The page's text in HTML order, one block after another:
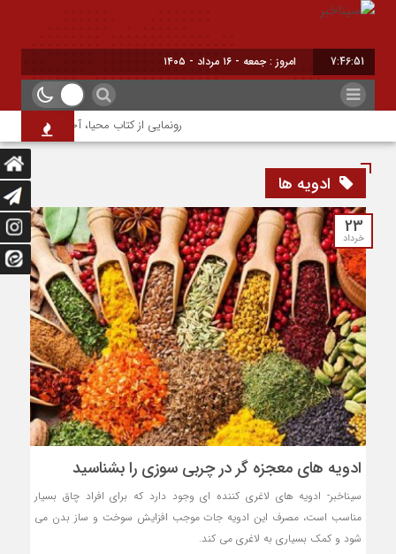
7:46:51 امروز : جمعه - ۱۶ مرداد - ۱۴۰۵
رونمایی از کتاب محیا، آخرین اثر
ادویه ها
23
خرداد
ادویه های معجزه گر در چربی سوزی را بشناسید
سیناخبر- ادویه های لاغری کننده ای وجود دارد که برای افراد چاق بسیار
مناسب است، مصرف این ادویه جات موجب افزایش سوخت و ساز بدن می
شود و کمک بسیاری به لاغری می کند.